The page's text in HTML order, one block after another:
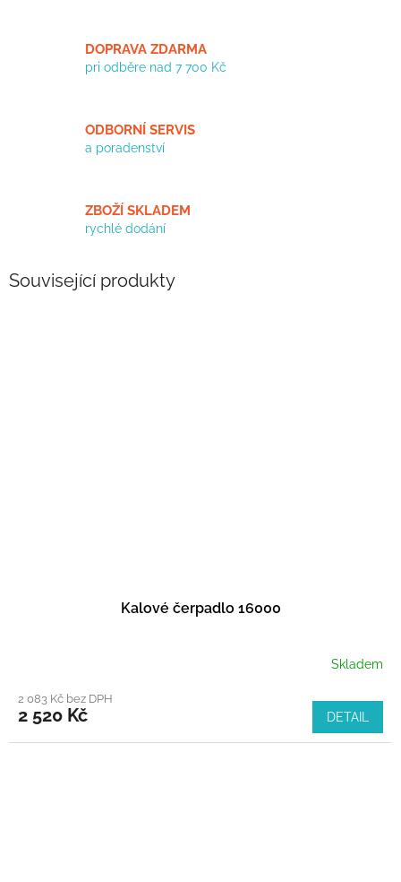
DOPRAVA ZDARMA
pri odběre nad 7 700 Kč
ODBORNÍ SERVIS
a poradenství
ZBOŽÍ SKLADEM
rychlé dodání
Související produkty
Kalové čerpadlo 16000
Skladem
2 083 Kč bez DPH
2 520 Kč DETAIL